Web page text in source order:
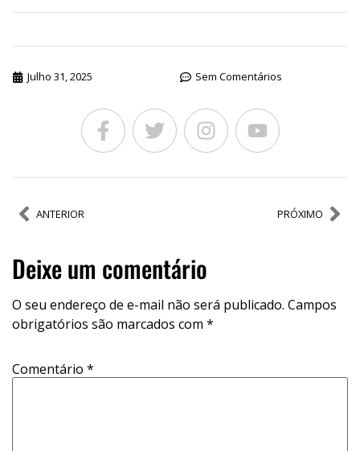
Julho 31, 2025 Sem Comentários
ANTERIOR PRÓXIMO
Deixe um comentário
O seu endereço de e-mail não será publicado. Campos
obrigatórios são marcados com *
Comentário *